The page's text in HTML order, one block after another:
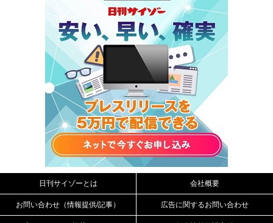
日刊サイゾーとは 会社概要
お問い合わせ（情報提供/記事） 広告に関するお問い合わせ